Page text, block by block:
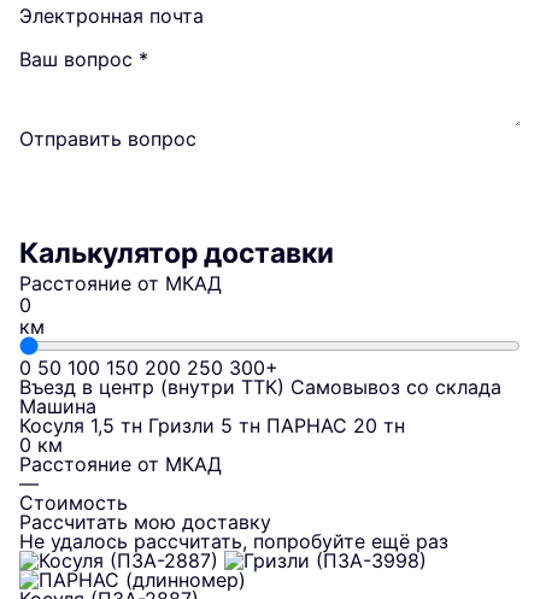
Электронная почта
Ваш вопрос *
Отправить вопрос
Калькулятор доставки
Расстояние от МКАД
км
0 50 100 150 200 250 300+
Въезд в центр (внутри ТТК) Самовывоз со склада
Машина
Косуля 1,5 тн Гризли 5 тн ПАРНАС 20 тн
0 км
Расстояние от МКАД
—
Стоимость
Рассчитать мою доставку
Не удалось рассчитать, попробуйте ещё раз